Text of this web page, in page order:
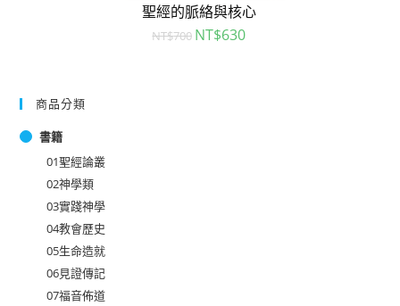
聖經的脈絡與核心
NT$700 NT$630
商品分類
書籍
01聖經論叢
02神學類
03實踐神學
04教會歷史
05生命造就
06見證傳記
07福音佈道